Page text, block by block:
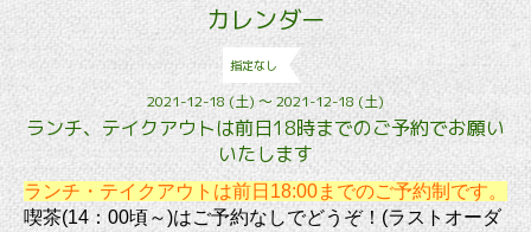
カレンダー
指定なし
2021-12-18 (土) ～ 2021-12-18 (土)
ランチ、テイクアウトは前日18時までのご予約でお願い
いたします
ランチ・テイクアウトは前日18:00までのご予約制です。
喫茶(14：00頃～)はご予約なしでどうぞ！(ラストオーダ